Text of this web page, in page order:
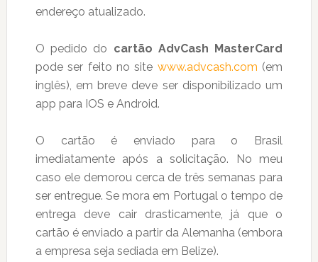
endereço atualizado.
O pedido do cartão AdvCash MasterCard
pode ser feito no site www.advcash.com (em
inglês), em breve deve ser disponibilizado um
app para IOS e Android.
O cartão é enviado para o Brasil
imediatamente após a solicitação. No meu
caso ele demorou cerca de três semanas para
ser entregue. Se mora em Portugal o tempo de
entrega deve cair drasticamente, já que o
cartão é enviado a partir da Alemanha (embora
a empresa seja sediada em Belize).